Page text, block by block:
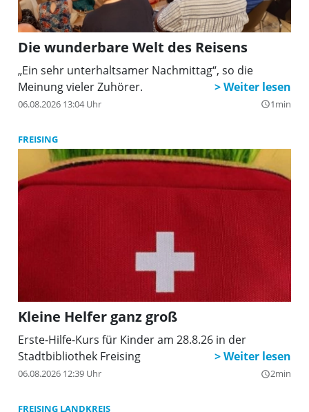
Die wunderbare Welt des Reisens
„Ein sehr unterhaltsamer Nachmittag“, so die
Meinung vieler Zuhörer.
06.08.2026 13:04 Uhr query_builder1min
FREISING
Kleine Helfer ganz groß
Erste-Hilfe-Kurs für Kinder am 28.8.26 in der
Stadtbibliothek Freising
06.08.2026 12:39 Uhr query_builder2min
FREISING LANDKREIS